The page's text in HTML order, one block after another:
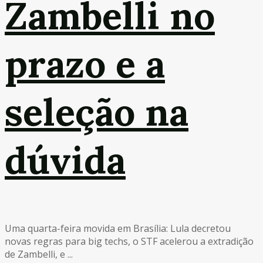
Zambelli no
prazo e a
seleção na
dúvida
Uma quarta-feira movida em Brasília: Lula decretou
novas regras para big techs, o STF acelerou a extradição
de Zambelli, e ...